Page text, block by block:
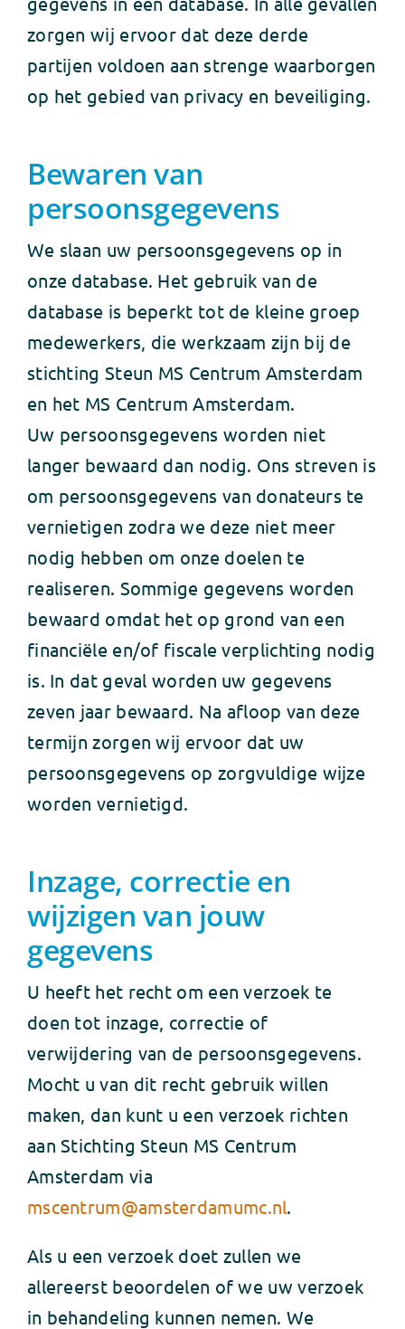
zorgen wij ervoor dat deze derde
partijen voldoen aan strenge waarborgen
op het gebied van privacy en beveiliging.
Bewaren van
persoonsgegevens
We slaan uw persoonsgegevens op in
onze database. Het gebruik van de
database is beperkt tot de kleine groep
medewerkers, die werkzaam zijn bij de
stichting Steun MS Centrum Amsterdam
en het MS Centrum Amsterdam.
Uw persoonsgegevens worden niet
langer bewaard dan nodig. Ons streven is
om persoonsgegevens van donateurs te
vernietigen zodra we deze niet meer
nodig hebben om onze doelen te
realiseren. Sommige gegevens worden
bewaard omdat het op grond van een
financiële en/of fiscale verplichting nodig
is. In dat geval worden uw gegevens
zeven jaar bewaard. Na afloop van deze
termijn zorgen wij ervoor dat uw
persoonsgegevens op zorgvuldige wijze
worden vernietigd.
Inzage, correctie en
wijzigen van jouw
gegevens
U heeft het recht om een verzoek te
doen tot inzage, correctie of
verwijdering van de persoonsgegevens.
Mocht u van dit recht gebruik willen
maken, dan kunt u een verzoek richten
aan Stichting Steun MS Centrum
Amsterdam via
mscentrum@amsterdamumc.nl.
Als u een verzoek doet zullen we
allereerst beoordelen of we uw verzoek
in behandeling kunnen nemen. We